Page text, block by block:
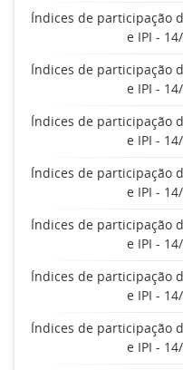
Índices de participação
e IPI -
Índices de participação
e IPI -
Índices de participação
e IPI -
Índices de participação
e IPI -
Índices de participação
e IPI -
Índices de participação
e IPI -
Índices de participação
e IPI -